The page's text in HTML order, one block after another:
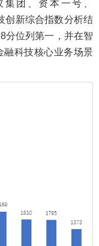
团、资本一号、
创新综合指数分析结
分位列第一，并在智
融科技核心业务场景